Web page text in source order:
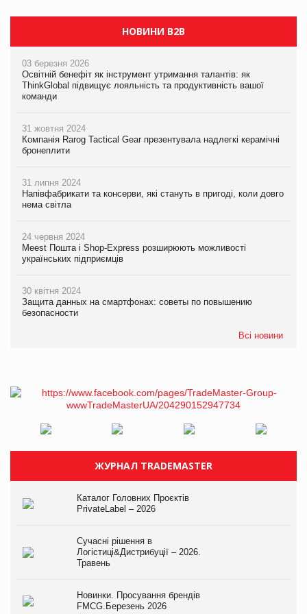
НОВИНИ B2B
03 березня 2026
Освітній бенефіт як інструмент утримання талантів: як
ThinkGlobal підвищує лояльність та продуктивність вашої
команди
31 жовтня 2024
Компанія Rarog Tactical Gear презентувала надлегкі керамічні
бронеплити
31 липня 2024
Напівфабрикати та консерви, які стануть в пригоді, коли довго
нема світла
24 червня 2024
Meest Пошта і Shop-Express розширюють можливості
українських підприємців
30 квітня 2024
Защита данных на смартфонах: советы по повышению
безопасности
Всі новини
ЖУРНАЛ TRADEMASTER
Каталог Головних Проєктів
PrivateLabel – 2026
Сучасні рішення в
Логістиці&Дистрибуції – 2026.
Травень
Новинки. Просування брендів
FMCG.Березень 2026